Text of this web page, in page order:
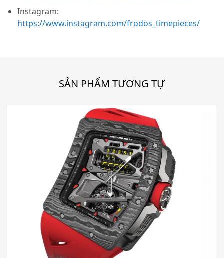
Instagram:
https://www.instagram.com/frodos_timepieces/
SẢN PHẨM TƯƠNG TỰ